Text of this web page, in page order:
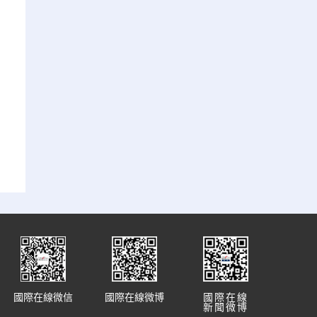
國際在線
新聞微博
國際在線微博
國際在線微信